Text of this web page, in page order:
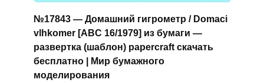
№17843 — Домашний гигрометр / Domaci
vlhkomer [ABC 16/1979] из бумаги —
развертка (шаблон) papercraft скачать
бесплатно | Мир бумажного
моделирования